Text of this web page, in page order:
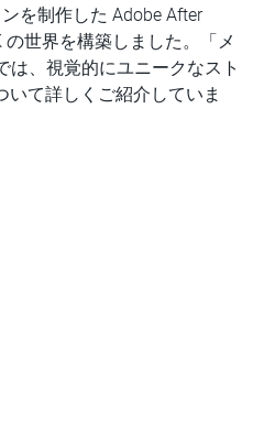
を制作した Adobe After
の世界を構築しました。「メ
は、視覚的にユニークなスト
いて詳しくご紹介していま